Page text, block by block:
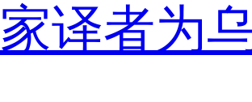
译者为